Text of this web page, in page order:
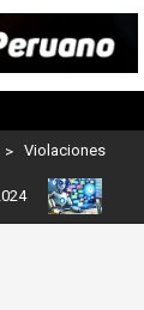
> Violaciones